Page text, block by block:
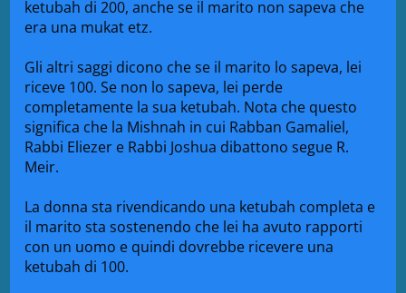
ketubah di 200, anche se il marito non sapeva che
era una mukat etz.
Gli altri saggi dicono che se il marito lo sapeva, lei
riceve 100. Se non lo sapeva, lei perde
completamente la sua ketubah. Nota che questo
significa che la Mishnah in cui Rabban Gamaliel,
Rabbi Eliezer e Rabbi Joshua dibattono segue R.
Meir.
La donna sta rivendicando una ketubah completa e
il marito sta sostenendo che lei ha avuto rapporti
con un uomo e quindi dovrebbe ricevere una
ketubah di 100.